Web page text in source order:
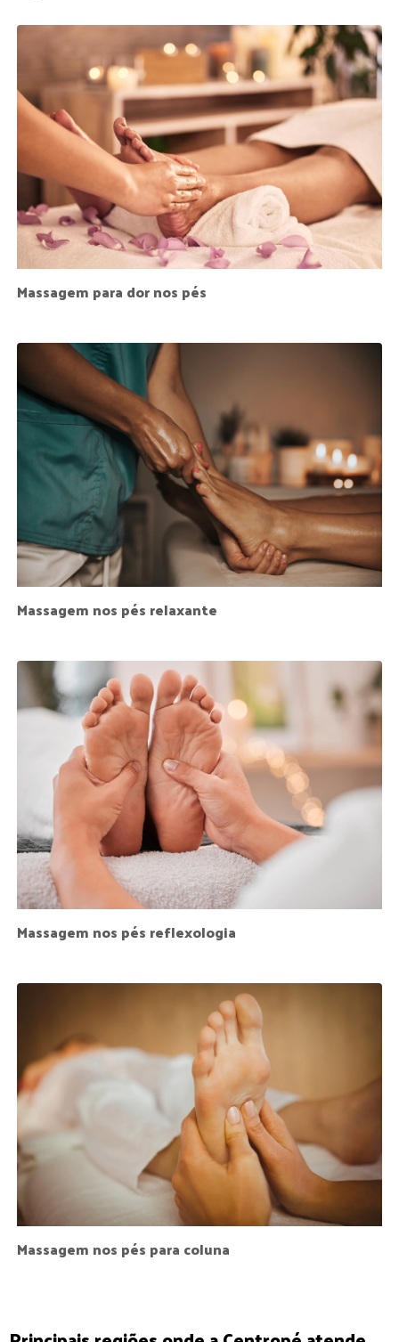
Massagem para dor nos pés
Massagem nos pés relaxante
Massagem nos pés reflexologia
Massagem nos pés para coluna